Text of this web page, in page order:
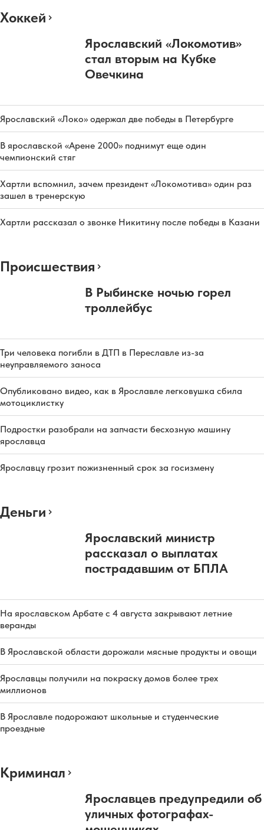
Хоккей
Ярославский «Локомотив»
стал вторым на Кубке
Овечкина
Ярославский «Локо» одержал две победы в Петербурге
В ярославской «Арене 2000» поднимут еще один
чемпионский стяг
Хартли вспомнил, зачем президент «Локомотива» один раз
зашел в тренерскую
Хартли рассказал о звонке Никитину после победы в Казани
Происшествия
В Рыбинске ночью горел
троллейбус
Три человека погибли в ДТП в Переславле из-за
неуправляемого заноса
Опубликовано видео, как в Ярославле легковушка сбила
мотоциклистку
Подростки разобрали на запчасти бесхозную машину
ярославца
Ярославцу грозит пожизненный срок за госизмену
Деньги
Ярославский министр
рассказал о выплатах
пострадавшим от БПЛА
На ярославском Арбате с 4 августа закрывают летние
веранды
В Ярославской области дорожали мясные продукты и овощи
Ярославцы получили на покраску домов более трех
миллионов
В Ярославле подорожают школьные и студенческие
проездные
Криминал
Ярославцев предупредили об
уличных фотографах-